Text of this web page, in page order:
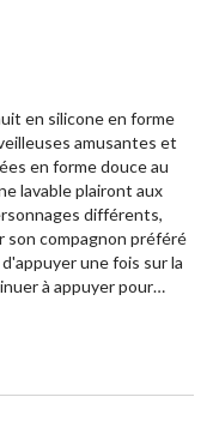
en silicone en forme
amusantes et
en forme douce au
lavable plairont aux
différents,
son compagnon préféré
une fois sur la
à appuyer pour
assurant des rêves